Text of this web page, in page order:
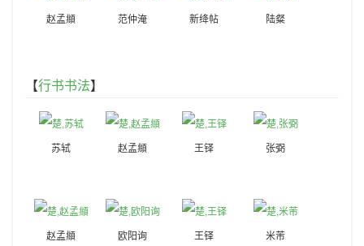
赵孟頫 范仲淹 新绛帖 陆粲
【行书书法】
苏轼 赵孟頫 王铎 张弼
赵孟頫 欧阳询 王铎 米芾